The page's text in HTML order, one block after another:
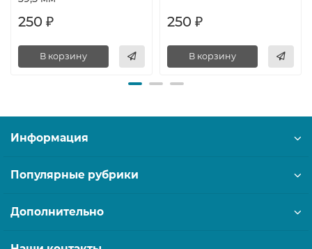
250 ₽
В корзину
250 ₽
В корзину
Информация
Популярные рубрики
Дополнительно